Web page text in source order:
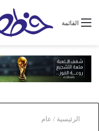
القائمة
الرئيسية / عام